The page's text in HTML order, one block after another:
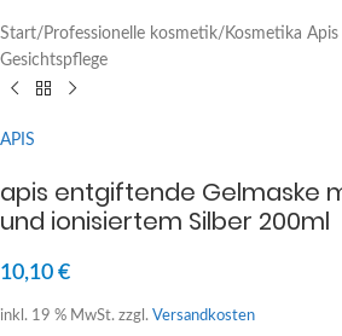
Start/ Professionelle kosmetik/ Kosmetika Apis
Gesichtspflege
APIS
apis entgiftende Gelmaske
und ionisiertem Silber 200ml
10,10 €
inkl. 19 % MwSt. zzgl. Versandkosten